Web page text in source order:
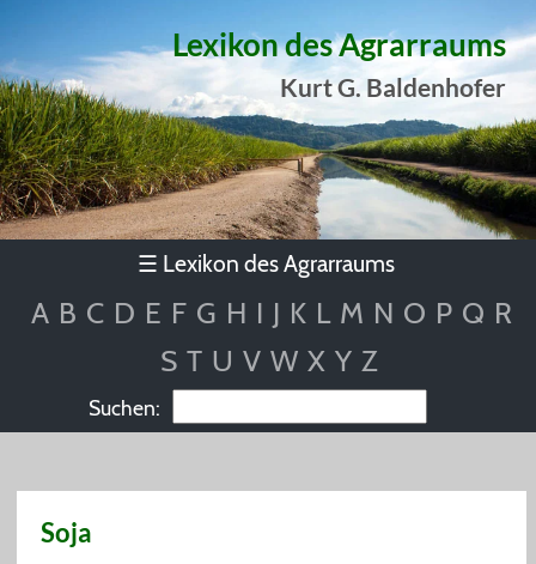
Lexikon des Agrarraums
Kurt G. Baldenhofer
☰ Lexikon des Agrarraums
A B C D E F G H I J K L M N O P Q R
S T U V W X Y Z
Suchen:
Soja